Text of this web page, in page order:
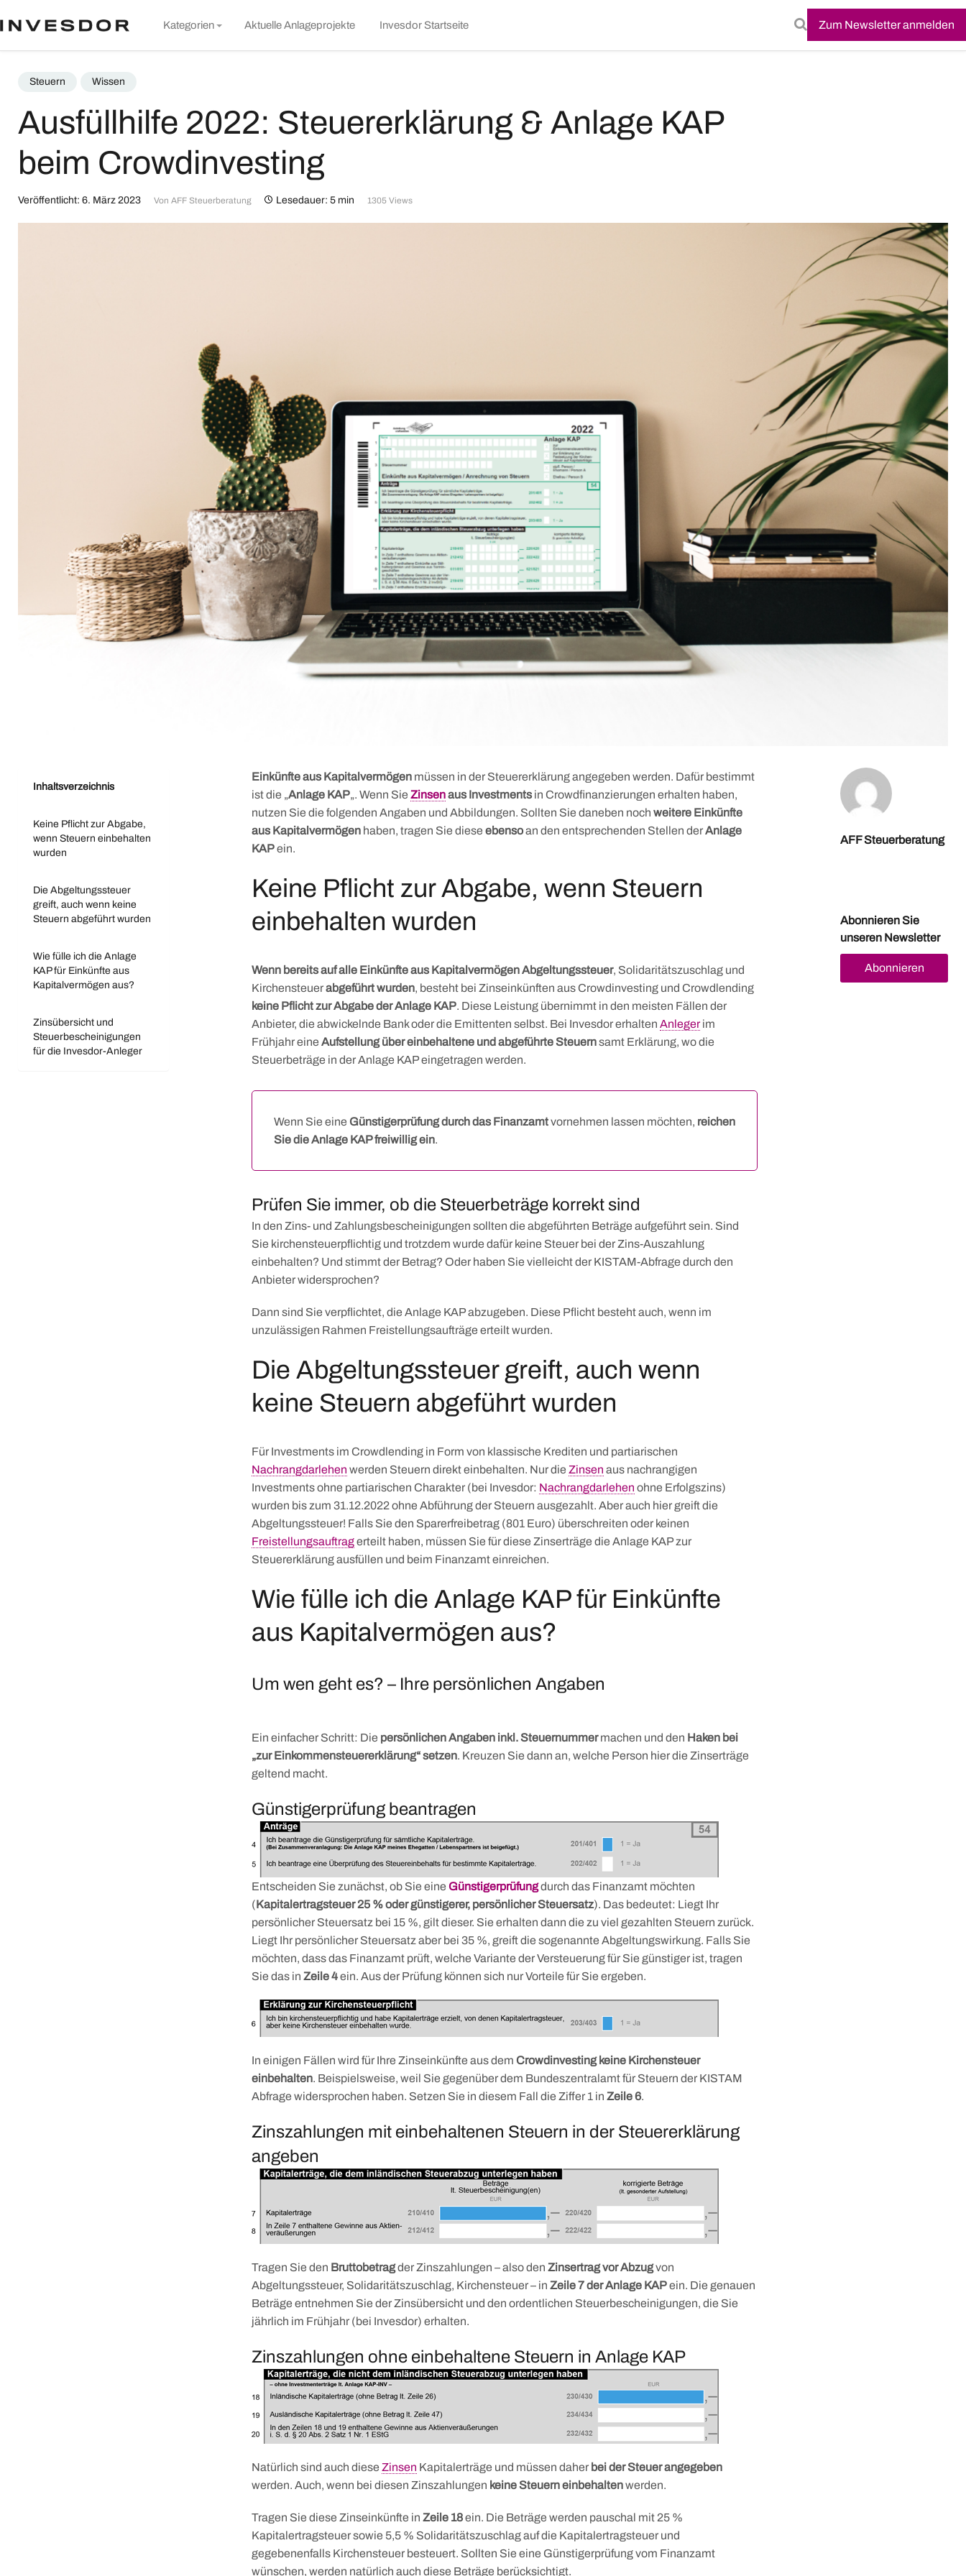
Zum Newsletter anmelden
to
Kategorien
Wissen
Nachhaltigkeit
Aktuelle Anlageprojekte Invesdor Startseite
Steuern Wissen
Ausfüllhilfe 2022: Steuererklärung & Anlage KAP
beim Crowdinvesting
Veröffentlicht: 6. März 2023 Von AFF Steuerberatung Lesedauer: 5 min 1305 Views
Inhaltsverzeichnis
Keine Pflicht zur Abgabe,
wenn Steuern einbehalten
wurden
Die Abgeltungssteuer
greift, auch wenn keine
Steuern abgeführt wurden
Wie fülle ich die Anlage
KAP für Einkünfte aus
Kapitalvermögen aus?
Zinsübersicht und
Steuerbescheinigungen
für die Invesdor-Anleger
Einkünfte aus Kapitalvermögen müssen in der Steuererklärung angegeben werden. Dafür bestimmt
ist die „Anlage KAP„. Wenn Sie Zinsenaus Investmentsin Crowdfinanzierungen erhalten haben,
nutzen Sie die folgenden Angaben und Abbildungen. Sollten Sie daneben noch weitere Einkünfte
aus Kapitalvermögen haben, tragen Sie diese ebensoan den entsprechenden Stellen derAnlage
KAPein.
Keine Pflicht zur Abgabe, wenn Steuern
einbehalten wurden
Wenn bereits auf alle Einkünfte aus Kapitalvermögen Abgeltungssteuer, Solidaritätszuschlag und
Kirchensteuerabgeführt wurden, besteht bei Zinseinkünften aus Crowdinvesting und Crowdlending
keine Pflicht zur Abgabe der Anlage KAP. Diese Leistung übernimmt in den meisten Fällen der
Anbieter, die abwickelnde Bank oder die Emittenten selbst. Bei Invesdor erhalten Anlegerim
Frühjahr eine Aufstellung über einbehaltene und abgeführte Steuernsamt Erklärung, wo die
Steuerbeträge in der Anlage KAP eingetragen werden.
Wenn Sie eine Günstigerprüfung durch das Finanzamtvornehmen lassen möchten, reichen
Sie die Anlage KAP freiwillig ein.
Prüfen Sie immer, ob die Steuerbeträge korrekt sind
In den Zins- und Zahlungsbescheinigungen sollten die abgeführten Beträge aufgeführt sein. Sind
Sie kirchensteuerpflichtig und trotzdem wurde dafür keine Steuer bei der Zins-Auszahlung
einbehalten? Und stimmt der Betrag? Oder haben Sie vielleicht der KISTAM-Abfrage durch den
Anbieter widersprochen?
Dann sind Sie verpflichtet, die Anlage KAP abzugeben. Diese Pflicht besteht auch, wenn im
unzulässigen Rahmen Freistellungsaufträge erteilt wurden.
Die Abgeltungssteuer greift, auch wenn
keine Steuern abgeführt wurden
Für Investments im Crowdlending in Form von klassische Krediten und partiarischen
Nachrangdarlehen werden Steuern direkt einbehalten. Nur die Zinsen aus nachrangigen
Investments ohne partiarischen Charakter (bei Invesdor: Nachrangdarlehen ohne Erfolgszins)
wurden bis zum 31.12.2022 ohne Abführung der Steuern ausgezahlt. Aber auch hier greift die
Abgeltungssteuer! Falls Sie den Sparerfreibetrag (801 Euro) überschreiten oder keinen
Freistellungsauftragerteilt haben, müssen Sie für diese Zinserträge die Anlage KAP zur
Steuererklärung ausfüllen und beim Finanzamt einreichen.
Wie fülle ich die Anlage KAP für Einkünfte
aus Kapitalvermögen aus?
Um wen geht es? – Ihre persönlichen Angaben
Ein einfacher Schritt: Die persönlichen Angaben inkl. Steuernummermachen und den Haken bei
„zur Einkommensteuererklärung“ setzen. Kreuzen Sie dann an, welche Person hier die Zinserträge
geltend macht.
Günstigerprüfung beantragen
Entscheiden Sie zunächst, ob Sie eine Günstigerprüfungdurch das Finanzamt möchten
(Kapitalertragsteuer 25 % oder günstigerer, persönlicher Steuersatz). Das bedeutet: Liegt Ihr
persönlicher Steuersatz bei 15 %, gilt dieser. Sie erhalten dann die zu viel gezahlten Steuern zurück.
Liegt Ihr persönlicher Steuersatz aber bei 35 %, greift die sogenannte Abgeltungswirkung. Falls Sie
möchten, dass das Finanzamt prüft, welche Variante der Versteuerung für Sie günstiger ist, tragen
Sie das in Zeile 4ein. Aus der Prüfung können sich nur Vorteile für Sie ergeben.
In einigen Fällen wird für Ihre Zinseinkünfte aus dem Crowdinvesting keine Kirchensteuer
einbehalten. Beispielsweise, weil Sie gegenüber dem Bundeszentralamt für Steuern der KISTAM
Abfrage widersprochen haben. Setzen Sie in diesem Fall die Ziffer 1 in Zeile 6.
Zinszahlungen mit einbehaltenen Steuern in der Steuererklärung
angeben
Tragen Sie den Bruttobetragder Zinszahlungen – also den Zinsertrag vor Abzugvon
Abgeltungssteuer, Solidaritätszuschlag, Kirchensteuer – in Zeile 7 der Anlage KAPein. Die genauen
Beträge entnehmen Sie der Zinsübersicht und den ordentlichen Steuerbescheinigungen, die Sie
jährlich im Frühjahr (bei Invesdor) erhalten.
Zinszahlungen ohne einbehaltene Steuern in Anlage KAP
Natürlich sind auch diese Zinsen Kapitalerträge und müssen daher bei der Steuer angegeben
werden. Auch, wenn bei diesen Zinszahlungen keine Steuerneinbehaltenwerden.
Tragen Sie diese Zinseinkünfte in Zeile 18ein. Die Beträge werden pauschal mit 25 %
Kapitalertragsteuer sowie 5,5 % Solidaritätszuschlag auf die Kapitalertragsteuer und
gegebenenfalls Kirchensteuer besteuert. Sollten Sie eine Günstigerprüfung vom Finanzamt
wünschen, werden natürlich auch diese Beträge berücksichtigt.
AFF Steuerberatung
Abonnieren Sie
unseren Newsletter
Abonnieren